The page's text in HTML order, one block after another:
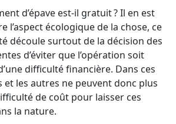
d’épave est-il gratuit ? Il en est
l’aspect écologique de la chose, ce
découle surtout de la décision des
d’éviter que l’opération soit
difficulté financière. Dans ces
et les autres ne peuvent donc plus
de coût pour laisser ces
la nature.